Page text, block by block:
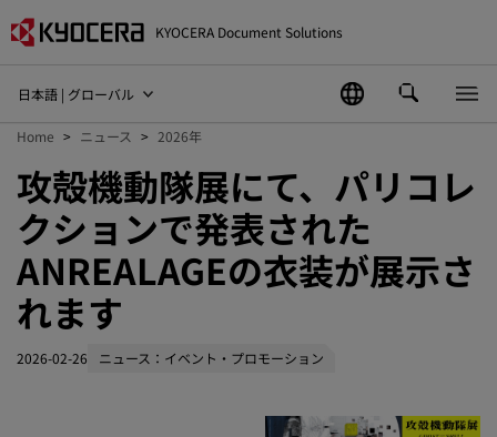
KYOCERA Document Solutions
日本語 | グローバル
Home ニュース 2026年
攻殻機動隊展にて、パリコレ
クションで発表された
ANREALAGEの衣装が展示さ
れます
2026-02-26 ニュース：イベント・プロモーション